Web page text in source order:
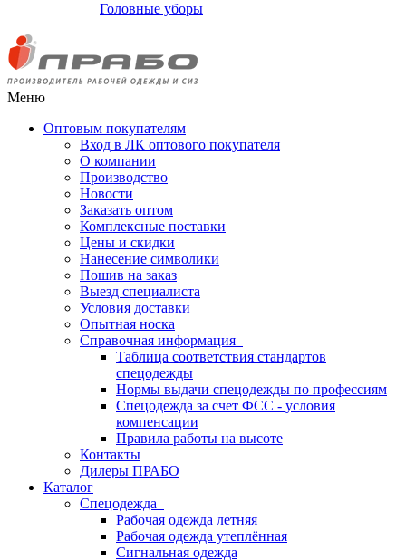
Головные уборы
Меню
Оптовым покупателям
Вход в ЛК оптового покупателя
О компании
Производство
Новости
Заказать оптом
Комплексные поставки
Цены и скидки
Нанесение символики
Пошив на заказ
Выезд специалиста
Условия доставки
Опытная носка
Справочная информация
Таблица соответствия стандартов
спецодежды
Нормы выдачи спецодежды по профессиям
Спецодежда за счет ФСС - условия
компенсации
Правила работы на высоте
Контакты
Дилеры ПРАБО
Каталог
Спецодежда
Рабочая одежда летняя
Рабочая одежда утеплённая
Сигнальная одежда